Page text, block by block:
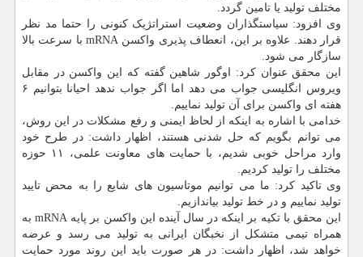
مختلف تولید یا تامین گردد.
وی افزود: سیاستگذاران وضعیت استراتژیک کنونی را حتما مد نظر
قرار دهند. علاوه بر این، انعطاف پذیری واکسن mRNA با سرعت بالا
سازگار می شود.
این محقق عنوان کرد: اوگور شاهین گفته که این واکسن در مقابل
ویروس انگلیسی جواب می دهد اما اگر جواب ندهد احیانا بتوانیم ۶
هفته ای واکسن برای آن تولید نماییم.
خدامی با اشاره به اینکه از لحاظ ایمنی و رفع مشکلات در این روش،
می توانم بگویم که حل شدنی هستند، اظهار داشت: در طرح خود
وارد مراحل خوبی شدیم، با حمایت های معاونت علمی، ۱۱ حوزه
مختلف را تولید کردیم.
وی تاکید کرد: ما می توانیم موتاسیون های شایع را به محض تایید
تولید نماییم و در خط تولید بیاندازیم.
این محقق با تکیه بر اینکه در سال آینده این واکسن بر پایه mRNA به
همراه تیمی متشکل از نخبگان ایرانی به تولید می رسد و عرضه
خواهد شد، اظهار داشت: در هر صورت باید این روند مورد حمایت